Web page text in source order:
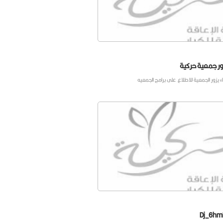
جمعية حركية
الجمعية للاطلاع على برامج الجمعيه